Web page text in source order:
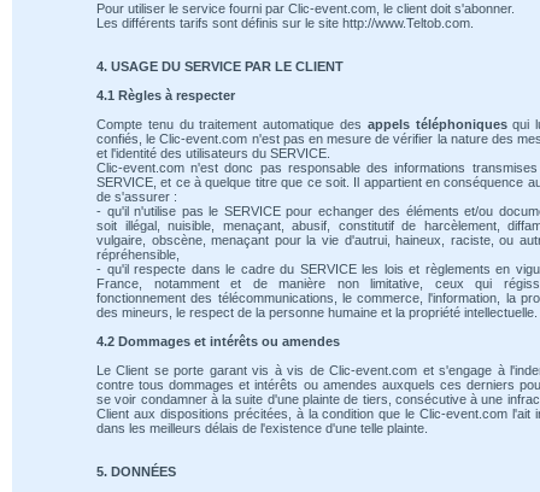
Pour utiliser le service fourni par Clic-event.com, le client doit s'abonner.
Les différents tarifs sont définis sur le site http://www.Teltob.com.
4. USAGE DU SERVICE PAR LE CLIENT
4.1 Règles à respecter
Compte tenu du traitement automatique des appels téléphoniquesqui
confiés, le Clic-event.com n'est pas en mesure de vérifier la nature des
et l'identité des utilisateurs du SERVICE.
Clic-event.com n'est donc pas responsable des informations
SERVICE, et ce à quelque titre que ce soit. Il appartient en conséquence
de s'assurer :
- qu'il n'utilise pas le SERVICE pour echanger des éléments et/ou
soit illégal, nuisible, menaçant, abusif, constitutif de harcèlement,
vulgaire, obscène, menaçant pour la vie d'autrui, haineux, raciste, ou
répréhensible,
- qu'il respecte dans le cadre du SERVICE les lois et règlements en
France, notamment et de manière non limitative, ceux qui
fonctionnement des télécommunications, le commerce, l'information, la
des mineurs, le respect de la personne humaine et la propriété intellectuelle.
4.2 Dommages et intérêts ou amendes
Le Client se porte garant vis à vis de Clic-event.com et s'engage à
contre tous dommages et intérêts ou amendes auxquels ces derniers
se voir condamner à la suite d'une plainte de tiers, consécutive à une
Client aux dispositions précitées, à la condition que le Clic-event.com l'ait
dans les meilleurs délais de l'existence d'une telle plainte.
5. DONNÉES